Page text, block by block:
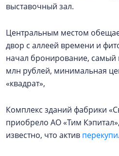
выставочный зал.
Центральным местом
двор с аллеей времени и
начал бронирование, самый
млн рублей, минимальная
«квадрат»,
Комплекс зданий фабрики
приобрело АО «Тим
известно, что актив